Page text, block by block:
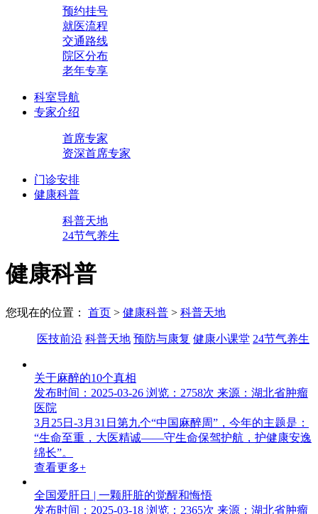
预约挂号
就医流程
交通路线
院区分布
老年专享
科室导航
专家介绍
首席专家
资深首席专家
门诊安排
健康科普
科普天地
24节气养生
健康科普
您现在的位置： 首页 > 健康科普 > 科普天地
医技前沿 科普天地 预防与康复 健康小课堂 24节气养生
关于麻醉的10个真相
发布时间：2025-03-26 浏览：2758次 来源：湖北省肿瘤
医院
3月25日-3月31日第九个“中国麻醉周”，今年的主题是：
“生命至重，大医精诚——守生命保驾护航，护健康安逸
绵长”。
查看更多+
全国爱肝日 | 一颗肝脏的觉醒和悔悟
发布时间：2025-03-18 浏览：2365次 来源：湖北省肿瘤